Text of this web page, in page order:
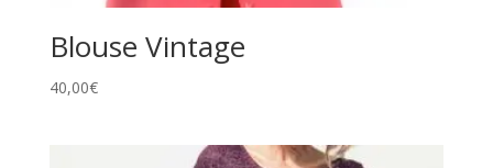
Blouse Vintage
40,00€